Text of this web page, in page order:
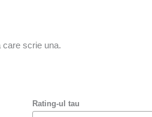
scrie una.
Rating-ul tau